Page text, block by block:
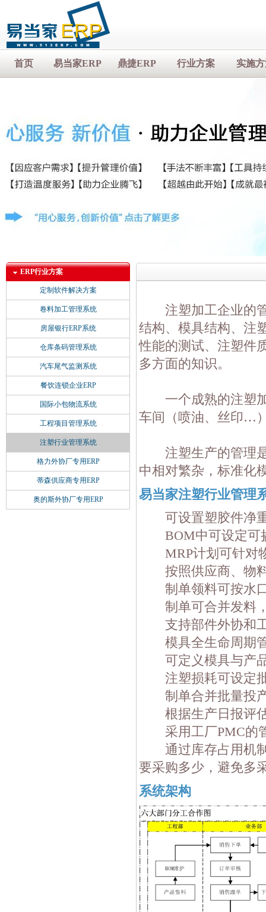
首页 易当家ERP 鼎捷ERP 行业方案 实施
ERP行业方案
定制软件解决方案
卷料加工管理系统
房屋银行ERP系统
仓库条码管理系统
汽车尾气监测系统
餐饮连锁企业ERP
国际小包物流系统
工程项目管理系统
注塑行业管理系统
格力外协厂专用ERP
蒂森供应商专用ERP
奥的斯外协厂专用ERP
注塑加工企业的管
结构、模具结构、注
性能的测试、注塑件
多方面的知识。
一个成熟的注塑加
车间（喷油、丝印…
注塑生产的管理是
中相对繁杂，标准化
易当家注塑行业管理
可设置塑胶件净重
BOM中可设定可
MRP计划可针对
按照供应商、物料
制单领料可按水口
制单可合并发料，
支持部件外协和
模具全生命周期管
可定义模具与产品
注塑损耗可设定批
制单合并批量投产
根据生产日报评估
采用工厂PMC的管
通过库存占用机制
要采购多少，避免多
系统架构